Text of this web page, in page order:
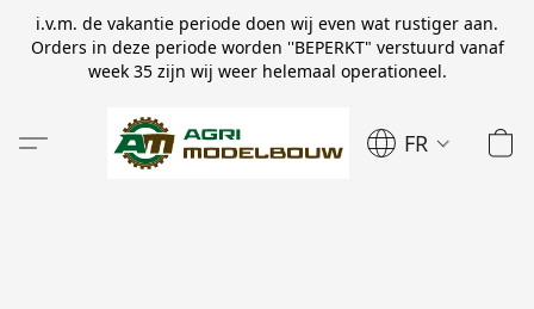
i.v.m. de vakantie periode doen wij even wat rustiger aan.
Orders in deze periode worden ''BEPERKT" verstuurd vanaf
week 35 zijn wij weer helemaal operationeel.
FR